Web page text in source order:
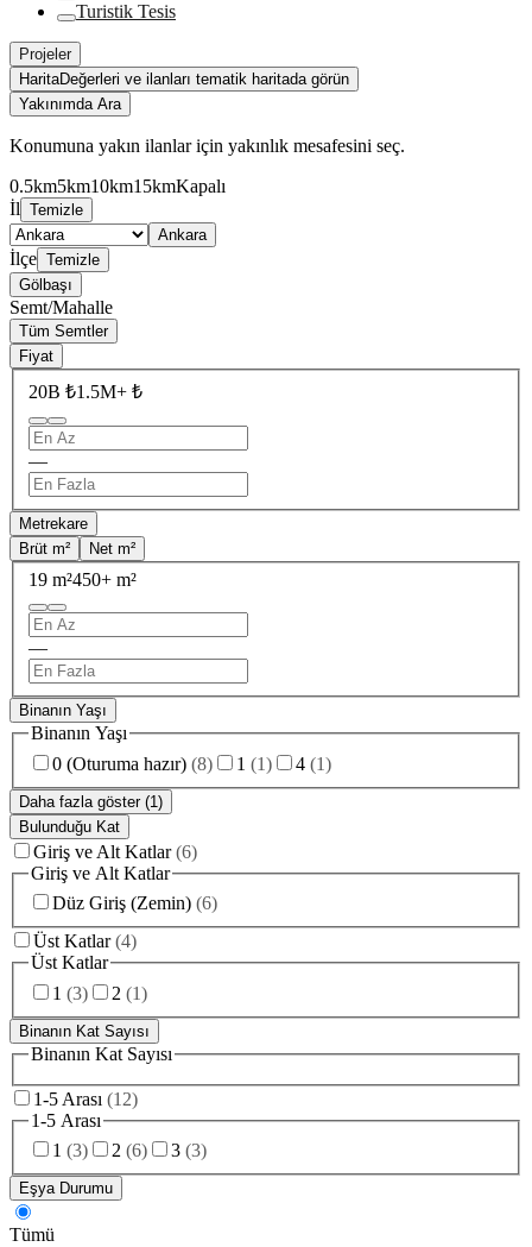
Turistik Tesis
Projeler
HaritaDeğerleri ve ilanları tematik haritada görün
Yakınımda Ara
Konumuna yakın ilanlar için yakınlık mesafesini seç.
0.5km5km10km15kmKapalı
İl Temizle
Ankara
İlçe Temizle
Gölbaşı
Semt/Mahalle
Tüm Semtler
Fiyat
20B ₺1.5M+ ₺
—
Metrekare
Brüt m²
Net m²
19 m²450+ m²
—
Binanın Yaşı
Binanın Yaşı
0 (Oturuma hazır) (8) 1 (1) 4 (1)
Daha fazla göster (1)
Bulunduğu Kat
Giriş ve Alt Katlar (6)
Giriş ve Alt Katlar
Düz Giriş (Zemin) (6)
Üst Katlar (4)
Üst Katlar
1 (3) 2 (1)
Binanın Kat Sayısı
Binanın Kat Sayısı
1-5 Arası (12)
1-5 Arası
1 (3) 2 (6) 3 (3)
Eşya Durumu
Tümü